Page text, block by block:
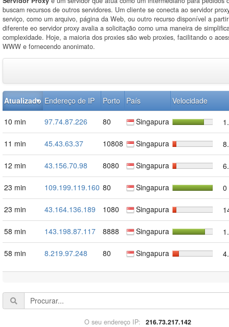
buscam recursos de outros servidores. Um cliente se conecta ao servidor
serviço, como um arquivo, página da Web, ou outro recurso disponível a
diferente eo servidor proxy avalia a solicitação como uma maneira de
complexidade. Hoje, a maioria dos proxies são web proxies, facilitando o
WWW e fornecendo anonimato.
Atualizado Endereço de IP Porto País Velocidade
10 min 97.74.87.226 80 Singapura
11 min 45.43.63.37 10808 Singapura
12 min 43.156.70.98 8080 Singapura
23 min 109.199.119.160 80 Singapura 0
23 min 43.164.136.189 1080 Singapura
58 min 143.198.87.117 8888 Singapura
58 min 8.219.97.248 80 Singapura
O seu endereço IP:
216.73.217.142